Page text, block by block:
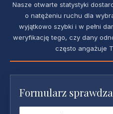
Nasze otwarte statystyki
o natężeniu ruchu dla
wyjątkowo szybki i w pełni
weryfikację tego, czy dany
często angażuje
Formularz